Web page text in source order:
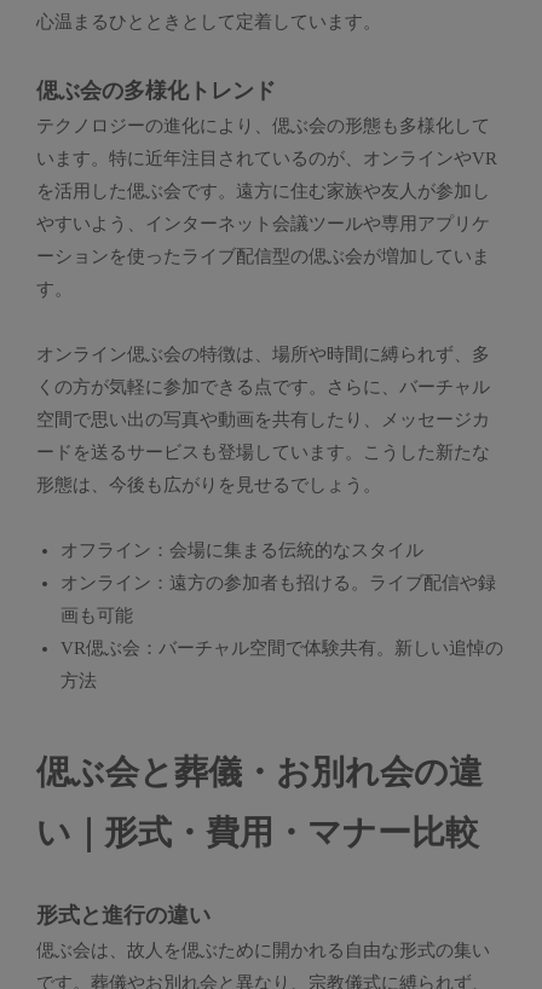
心温まるひとときとして定着しています。
偲ぶ会の多様化トレンド
テクノロジーの進化により、偲ぶ会の形態も多様化して
います。特に近年注目されているのが、オンラインやVR
を活用した偲ぶ会です。遠方に住む家族や友人が参加し
やすいよう、インターネット会議ツールや専用アプリケ
ーションを使ったライブ配信型の偲ぶ会が増加していま
す。
オンライン偲ぶ会の特徴は、場所や時間に縛られず、多
くの方が気軽に参加できる点です。さらに、バーチャル
空間で思い出の写真や動画を共有したり、メッセージカ
ードを送るサービスも登場しています。こうした新たな
形態は、今後も広がりを見せるでしょう。
オフライン：会場に集まる伝統的なスタイル
オンライン：遠方の参加者も招ける。ライブ配信や録
画も可能
VR偲ぶ会：バーチャル空間で体験共有。新しい追悼の
方法
偲ぶ会と葬儀・お別れ会の違
い｜形式・費用・マナー比較
形式と進行の違い
偲ぶ会は、故人を偲ぶために開かれる自由な形式の集い
です。葬儀やお別れ会と異なり、宗教儀式に縛られず、